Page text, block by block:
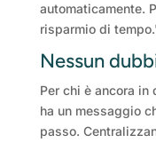
automaticamente.
risparmio di
Nessun
Per chi è ancora
ha un messaggio
passo.